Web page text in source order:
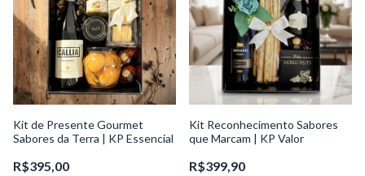
Kit de Presente Gourmet
Sabores da Terra | KP Essencial
R$395,00
Kit Reconhecimento Sabores
que Marcam | KP Valor
R$399,90